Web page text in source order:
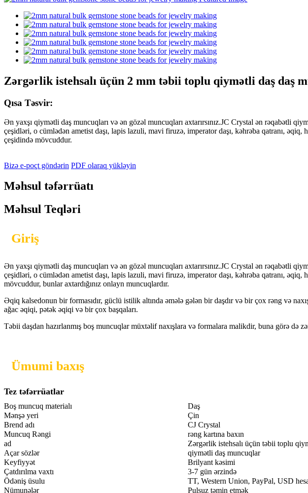
Zərgərlik istehsalı üçün 2 mm təbii toplu qiymətli daş daş
Qısa Təsvir:
Ən yaxşı qiymətli daş muncuqları və ən gözəl muncuqları axtarırsınız.JC Crystal ən rəqabətli
çeşidləri, o cümlədən ametist daşı, lapis lazuli, mavi firuzə, imperator daşı, kəhrəba qatranı,
çeşidində mövcuddur.
Bizə e-poçt göndərin PDF olaraq yükləyin
Məhsul təfərrüatı
Məhsul Teqləri
Giriş
Ən yaxşı qiymətli daş muncuqları və ən gözəl muncuqları axtarırsınız.JC Crystal ən rəqabətli
çeşidləri, o cümlədən ametist daşı, lapis lazuli, mavi firuzə, imperator daşı, kəhrəba qatranı,
mövcuddur, bunlar axtardığınız onlayn muncuqlardır.
Əqiq kalsedonun bir formasıdır, güclü istilik altında əmələ gələn bir daşdır və bir çox rəng və
ağac əqiqi, pətək əqiqi və bir çox başqaları.
Təbii daşdan hazırlanmış boş muncuqlar müxtəlif naxışlara və formalara malikdir, buna görə də
Ümumi baxış
Tez təfərrüatlar
Boş muncuq materialı
Daş
Mənşə yeri
Çin
Brend adı
CJ Crystal
Muncuq Rəngi
rəng kartına baxın
ad
Zərgərlik istehsalı üçün təbii toplu
Açar sözlər
qiymətli daş muncuqlar
Keyfiyyət
Brilyant kəsimi
Çatdırılma vaxtı
3-7 gün ərzində
Ödəniş üsulu
TT, Western Union, PayPal, USD
Nümunələr
Pulsuz təmin etmək